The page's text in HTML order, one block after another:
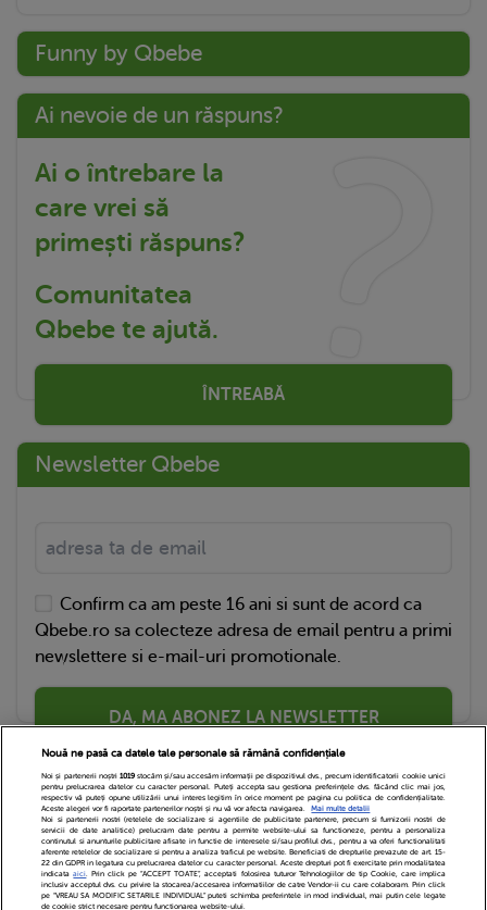
Funny by Qbebe
Ai nevoie de un răspuns?
Ai o întrebare la
care vrei să
primești răspuns?
Comunitatea
Qbebe te ajută.
ÎNTREABĂ
Newsletter Qbebe
Confirm ca am peste 16 ani si sunt de acord ca
Qbebe.ro sa colecteze adresa de email pentru a primi
newslettere si e-mail-uri promotionale.
DA, MA ABONEZ LA NEWSLETTER
Echipa Editoriala Newsletter Contact
Nouă ne pasă ca datele tale personale să rămână confidențiale
Noi și partenerii noștri 1019stocăm și/sau accesăm informații pe dispozitivul dvs., precum identificatorii cookie unici
pentru prelucrarea datelor cu caracter personal. Puteți accepta sau gestiona preferințele dvs. făcând clic mai jos,
respectiv vă puteți opune utilizării unui interes legitim în orice moment pe pagina cu politica de confidențialitate.
Aceste alegeri vor fi raportate partenerilor noștri și nu vă vor afecta navigarea.
Mai multe detalii
Noi si partenerii nostri (retelele de socializare si agentiile de publicitate partenere, precum si furnizorii nostri de
servicii de date analitice) prelucram date pentru a permite website-ului sa functioneze, pentru a personaliza
continutul si anunturile publicitare afisate in functie de interesele si/sau profilul dvs., pentru a va oferi functionalitati
aferente retelelor de socializare si pentru a analiza traficul pe website. Beneficiati de drepturile prevazute de art. 15-
22 din GDPR in legatura cu prelucrarea datelor cu caracter personal. Aceste drepturi pot fi exercitate prin modalitatea
indicataaici. Prin click pe “ACCEPT TOATE”, acceptati folosirea tuturor Tehnologiilor de tip Cookie, care implica
inclusiv acceptul dvs. cu privire la stocarea/accesarea informatiilor de catre Vendor-ii cu care colaboram. Prin click
pe “VREAU SA MODIFIC SETARILE INDIVIDUAL” puteti schimba preferintele in mod individual, mai putin cele legate
de cookie strict necesare pentru functionarea website-ului.